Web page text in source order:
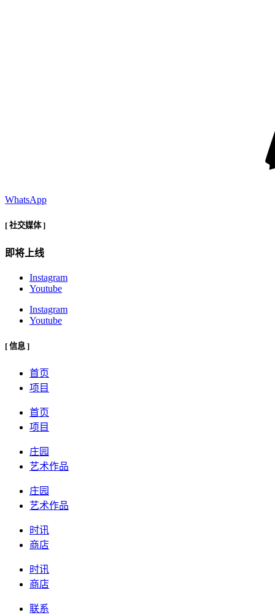
WhatsApp
[ 社交媒体 ]
即将上线
Instagram
Youtube
Instagram
Youtube
[ 信息 ]
首页
项目
首页
项目
庄园
艺术作品
庄园
艺术作品
时讯
商店
时讯
商店
联系